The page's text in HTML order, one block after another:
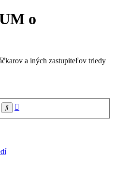
o
a iných zastupiteľov triedy
Hľadať